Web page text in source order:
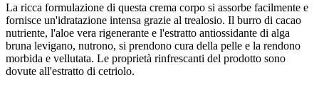
La ricca formulazione di questa crema corpo si assorbe facilmente e
fornisce un'idratazione intensa grazie al trealosio. Il burro di cacao
nutriente, l'aloe vera rigenerante e l'estratto antiossidante di alga
bruna levigano, nutrono, si prendono cura della pelle e la rendono
morbida e vellutata. Le proprietà rinfrescanti del prodotto sono
dovute all'estratto di cetriolo.